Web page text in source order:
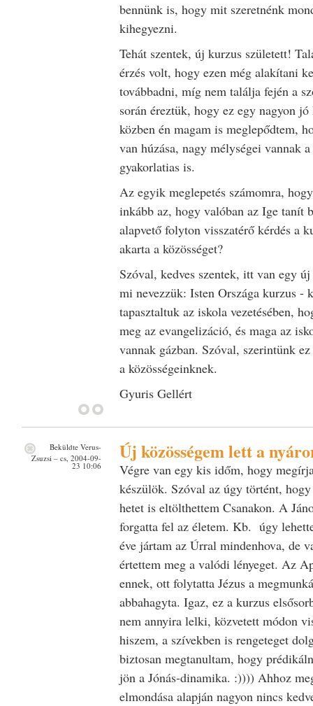
bennünk is, hogy mit szeretnénk
kihegyezni.
Tehát szentek, új kurzus született!
érzés volt, hogy ezen még alakítani
továbbadni, míg nem találja fején a
során éreztük, hogy ez egy nagyon
közben én magam is meglepődtem,
van húzása, nagy mélységei vannak
gyakorlatias is.
Az egyik meglepetés számomra,
inkább az, hogy valóban az Ige tanít
alapvető folyton visszatérő kérdés a
akarta a közösséget?
Szóval, kedves szentek, itt van egy
mi nevezzük: Isten Országa kurzus -
tapasztaltuk az iskola vezetésében,
meg az evangelizáció, és maga az
vannak gázban. Szóval, szerintünk
a közösségeinknek.
Gyuris Gellért
Új közösségem lett a
Végre van egy kis időm, hogy
készülök. Szóval az úgy történt,
hetet is eltölthettem Csanakon. A
forgatta fel az életem. Kb. úgy
éve jártam az Úrral mindenhova, de
értettem meg a valódi lényeget. Az
ennek, ott folytatta Jézus a
abbahagyta. Igaz, ez a kurzus
nem annyira lelki, közvetett módon
hiszem, a szívekben is rengeteget
biztosan megtanultam, hogy
jön a Jónás-dinamika. :)))) Ahhoz
elmondása alapján nagyon nincs
Beküldte Verus-
Zsuzsi– cs, 2004-09-
23 10:06